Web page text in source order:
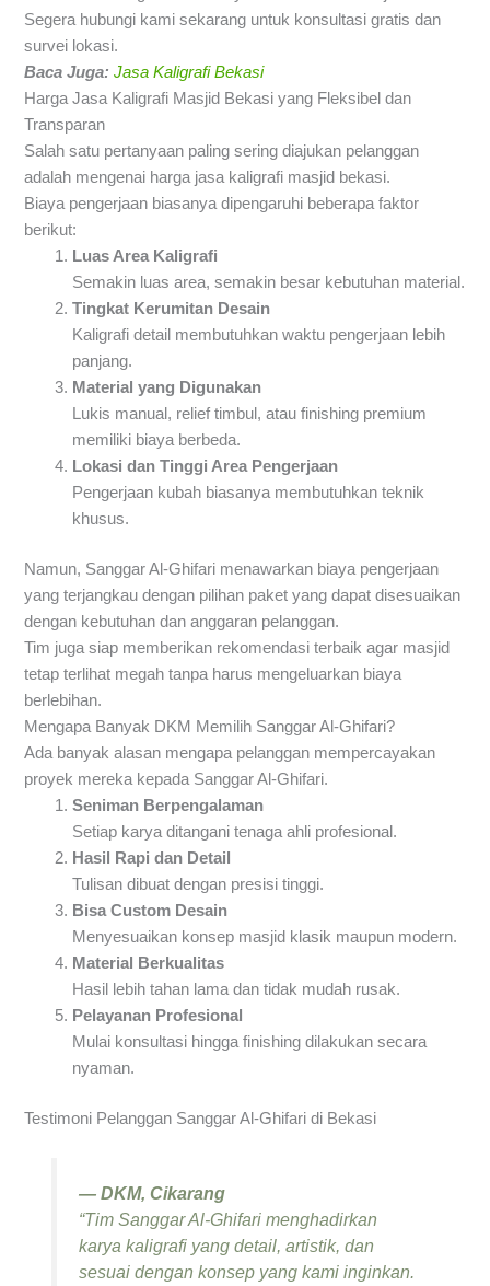
Segera hubungi kami sekarang untuk konsultasi gratis dan
survei lokasi.
Baca Juga: Jasa Kaligrafi Bekasi
Harga Jasa Kaligrafi Masjid Bekasi yang Fleksibel dan
Transparan
Salah satu pertanyaan paling sering diajukan pelanggan
adalah mengenai harga jasa kaligrafi masjid bekasi.
Biaya pengerjaan biasanya dipengaruhi beberapa faktor
berikut:
Luas Area Kaligrafi
Semakin luas area, semakin besar kebutuhan material.
Tingkat Kerumitan Desain
Kaligrafi detail membutuhkan waktu pengerjaan lebih
panjang.
Material yang Digunakan
Lukis manual, relief timbul, atau finishing premium
memiliki biaya berbeda.
Lokasi dan Tinggi Area Pengerjaan
Pengerjaan kubah biasanya membutuhkan teknik
khusus.
Namun, Sanggar Al-Ghifari menawarkan biaya pengerjaan
yang terjangkau dengan pilihan paket yang dapat disesuaikan
dengan kebutuhan dan anggaran pelanggan.
Tim juga siap memberikan rekomendasi terbaik agar masjid
tetap terlihat megah tanpa harus mengeluarkan biaya
berlebihan.
Mengapa Banyak DKM Memilih Sanggar Al-Ghifari?
Ada banyak alasan mengapa pelanggan mempercayakan
proyek mereka kepada Sanggar Al-Ghifari.
Seniman Berpengalaman
Setiap karya ditangani tenaga ahli profesional.
Hasil Rapi dan Detail
Tulisan dibuat dengan presisi tinggi.
Bisa Custom Desain
Menyesuaikan konsep masjid klasik maupun modern.
Material Berkualitas
Hasil lebih tahan lama dan tidak mudah rusak.
Pelayanan Profesional
Mulai konsultasi hingga finishing dilakukan secara
nyaman.
Testimoni Pelanggan Sanggar Al-Ghifari di Bekasi
— DKM, Cikarang
“Tim Sanggar Al-Ghifari menghadirkan
karya kaligrafi yang detail, artistik, dan
sesuai dengan konsep yang kami inginkan.